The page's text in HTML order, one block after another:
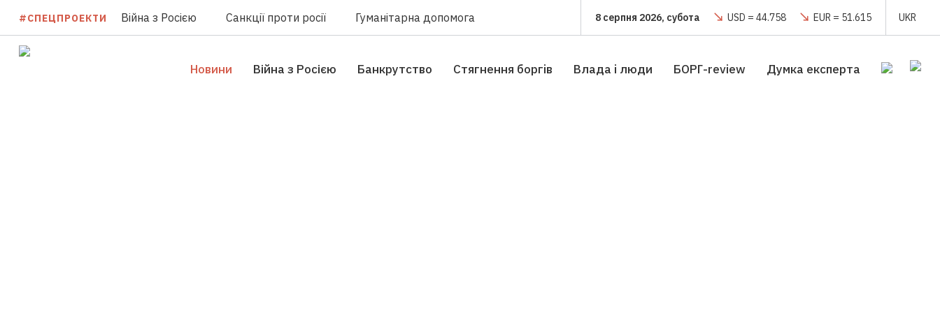
#СПЕЦПРОЕКТИ Війна з Росією Санкції проти росії Гуманітарна допомога 8 серпня 2026, субота USD = 44.758 EUR = 51.615 UKR
Новини Війна з Росією Банкрутство Стягнення боргiв Влада i люди БОРГ-review Думка експерта